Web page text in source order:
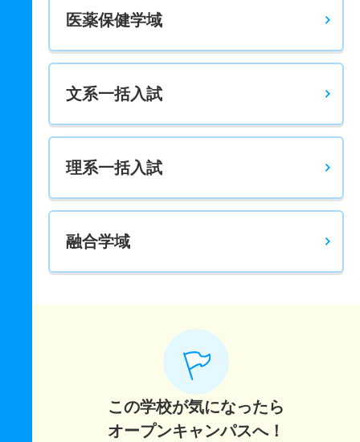
医薬保健学域
文系一括入試
理系一括入試
融合学域
この学校が気になったら
オープンキャンパスへ！